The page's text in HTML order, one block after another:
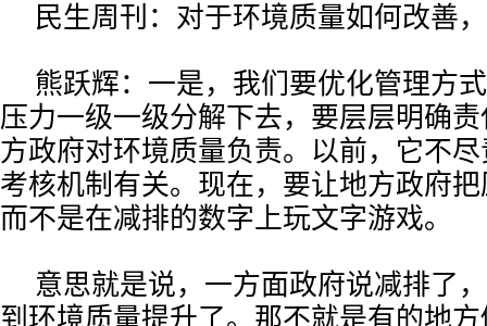
民生周刊：对于环境质量如何改善
熊跃辉：一是，我们要优化管理方
压力一级一级分解下去，要层层明确
方政府对环境质量负责。以前，它不
考核机制有关。现在，要让地方政府
而不是在减排的数字上玩文字游戏。
意思就是说，一方面政府说减排了
到环境质量提升了。那不就是有的地